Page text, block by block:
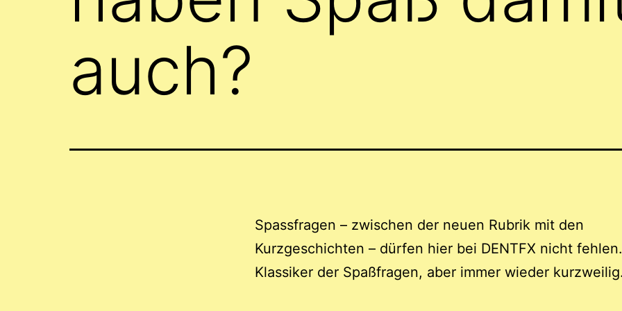
auch?
Spassfragen – zwischen der neuen Rubrik mit den
Kurzgeschichten – dürfen hier bei DENTFX nicht fehlen.
Klassiker der Spaßfragen, aber immer wieder